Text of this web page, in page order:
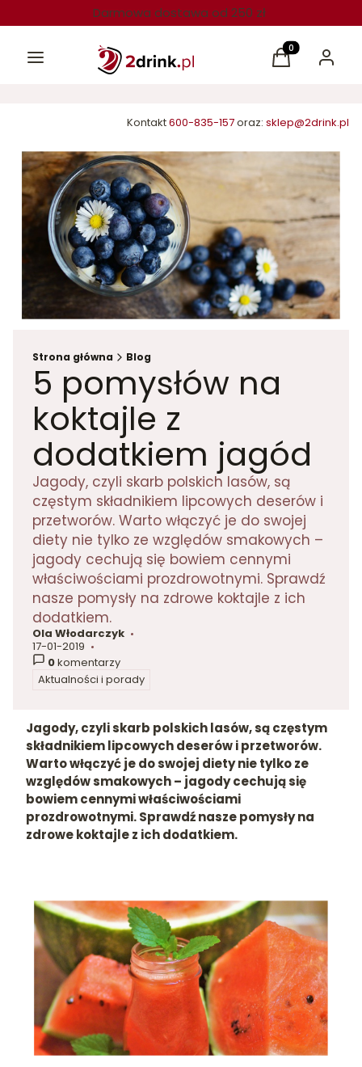
Darmowa dostawa od 250 zł
Menu Produkty w
Koszyk Zaloguj
Kontakt600-835-157oraz: sklep@2drink.pl
Strona główna Blog
5 pomysłów na
koktajle z
dodatkiem jagód
Jagody, czyli skarb polskich lasów, są
częstym składnikiem lipcowych deserów i
przetworów. Warto włączyć je do swojej
diety nie tylko ze względów smakowych –
jagody cechują się bowiem cennymi
właściwościami prozdrowotnymi. Sprawdź
nasze pomysły na zdrowe koktajle z ich
dodatkiem.
autor:
Ola Włodarczyk
dodano:
17-01-2019
0komentarzy
w kategorii
Aktualności i porady
Jagody, czyli skarb polskich lasów, są częstym
składnikiem lipcowych deserów i przetworów.
Warto włączyć je do swojej diety nie tylko ze
względów smakowych – jagody cechują się
bowiem cennymi właściwościami
prozdrowotnymi. Sprawdź nasze pomysły na
zdrowe koktajle z ich dodatkiem.